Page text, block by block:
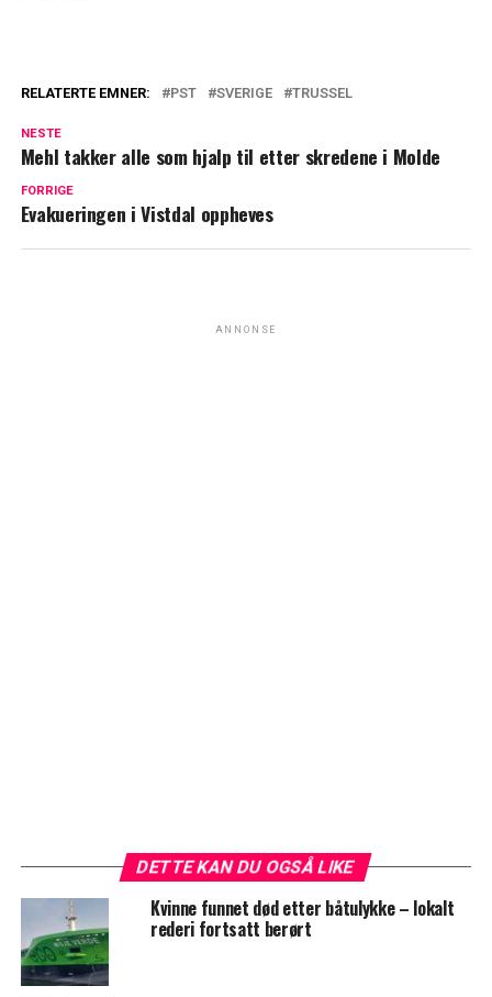
RELATERTE EMNER: PST SVERIGE TRUSSEL
NESTE
Mehl takker alle som hjalp til etter skredene i Molde
FORRIGE
Evakueringen i Vistdal oppheves
ANNONSE
DETTE KAN DU OGSÅ LIKE
Kvinne funnet død etter båtulykke – lokalt
rederi fortsatt berørt